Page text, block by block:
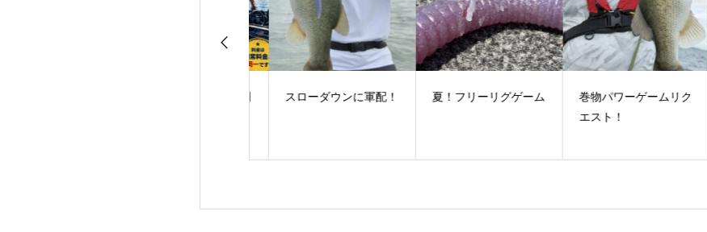
スローダウンに軍配！ 夏！フリーリグゲーム
巻物パワーゲームリク
エスト！